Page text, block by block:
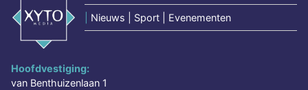
Nieuws | Sport | Evenementen
Hoofdvestiging:
van Benthuizenlaan 1